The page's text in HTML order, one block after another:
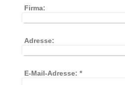
Firma:
Adresse:
E-Mail-Adresse: *